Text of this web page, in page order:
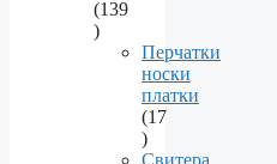
139
139
productsПерчатки
носки
платки
17
17
products
Свитера